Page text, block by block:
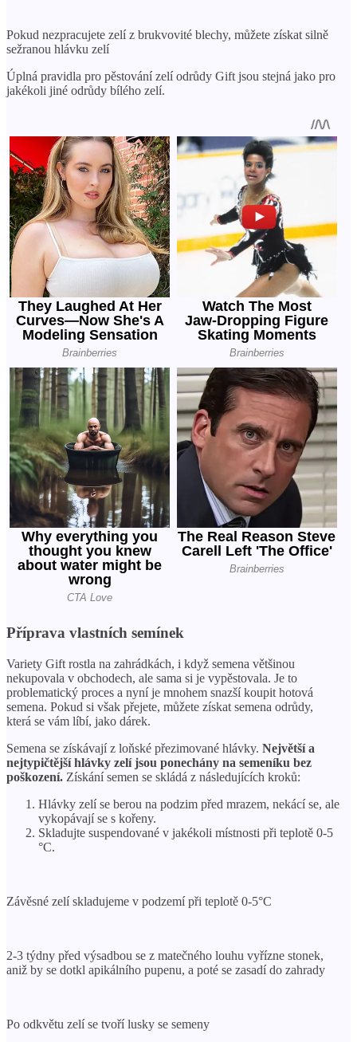
Pokud nezpracujete zelí z brukvovité blechy, můžete získat silně
sežranou hlávku zelí
Úplná pravidla pro pěstování zelí odrůdy Gift jsou stejná jako pro
jakékoli jiné odrůdy bílého zelí.
Příprava vlastních semínek
Variety Gift rostla na zahrádkách, i když semena většinou
nekupovala v obchodech, ale sama si je vypěstovala. Je to
problematický proces a nyní je mnohem snazší koupit hotová
semena. Pokud si však přejete, můžete získat semena odrůdy,
která se vám líbí, jako dárek.
Semena se získávají z loňské přezimované hlávky. Největší a
nejtypičtější hlávky zelí jsou ponechány na semeníku bez
poškození. Získání semen se skládá z následujících kroků:
Hlávky zelí se berou na podzim před mrazem, nekácí se, ale
vykopávají se s kořeny.
Skladujte suspendované v jakékoli místnosti při teplotě 0-5
°C.
Závěsné zelí skladujeme v podzemí při teplotě 0-5°C
2-3 týdny před výsadbou se z matečného louhu vyřízne stonek,
aniž by se dotkl apikálního pupenu, a poté se zasadí do zahrady
Po odkvětu zelí se tvoří lusky se semeny